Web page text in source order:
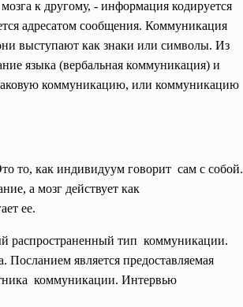
к другому, - информация кодируется
адресатом сообщения. Коммуникация
выступают как знаки или символы. Из
языка (вербальная коммуникация) и
коммуникацию, или коммуникацию
то, как индивидуум говорит сам с собой.
а мозг действует как
ее.
распространенный тип коммуникации.
является предоставляемая
коммуникации. Интервью